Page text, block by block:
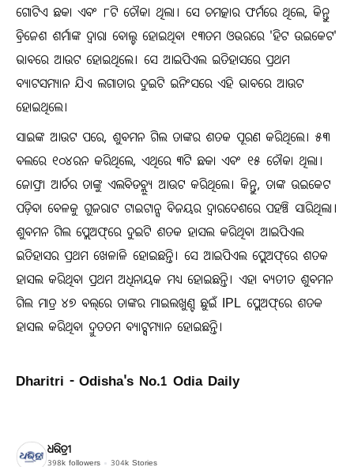
ଗୋଟିଏ ଛକା ଏବଂ ୮ଟି ଚୌକା ଥିଲା। ସେ ଚମତ୍କାର ଫର୍ମରେ ଥିଲେ, କିନ୍ତୁ
ବ୍ରିଜେଶ ଶର୍ମାଙ୍କ ଦ୍ୱାରା ବୋଲ୍ଡ ହୋଇଥିବା ୧୩ତମ ଓଭରରେ 'ହିଟ ଉଇକେଟ'
ଭାବରେ ଆଉଟ ହୋଇଥିଲେ। ସେ ଆଇପିଏଲ ଇତିହାସରେ ପ୍ରଥମ
ବ୍ୟାଟସମ୍ୟାନ ଯିଏ ଲଗାତାର ଦୁଇଟି ଇନିଂସରେ ଏହି ଭାବରେ ଆଉଟ
ହୋଇଥିଲେ।
ସାଇଙ୍କ ଆଉଟ ପରେ, ଶୁବମନ ଗିଲ ତାଙ୍କର ଶତକ ପୂରଣ କରିଥିଲେ। ୫୩
ବଲରେ ୧୦୪ରନ କରିଥିଲେ, ଏଥିରେ ୩ଟି ଛକା ଏବଂ ୧୫ ଚୌକା ଥିଲା।
ଜୋଫ୍ରା ଆର୍ଚର ତାଙ୍କୁ ଏଲବିଡବ୍ଲ୍ୟୁ ଆଉଟ କରିଥିଲେ। କିନ୍ତୁ, ତାଙ୍କ ଉଇକେଟ
ପଡ଼ିବା ବେଳକୁ ଗୁଜରାଟ ଟାଇଟାନ୍ସ ବିଜୟର ଦ୍ୱାରଦେଶରେ ପହଞ୍ଚି ସାରିଥିଲା।
ଶୁବମନ ଗିଲ ପ୍ଲେଅଫ୍‌ରେ ଦୁଇଟି ଶତକ ହାସଲ କରିଥିବା ଆଇପିଏଲ
ଇତିହାସର ପ୍ରଥମ ଖେଳାଳି ହୋଇଛନ୍ତି। ସେ ଆଇପିଏଲ ପ୍ଲେଅଫ୍‌ରେ ଶତକ
ହାସଲ କରିଥିବା ପ୍ରଥମ ଅଧିନାୟକ ମଧ୍ୟ ହୋଇଛନ୍ତି। ଏହା ବ୍ୟତୀତ ଶୁବମନ
ଗିଲ ମାତ୍ର ୪୭ ବଲ୍‌ରେ ତାଙ୍କର ମାଇଲଖୁଣ୍ଟ ଛୁଇଁ IPL ପ୍ଲେଅଫ୍‌ରେ ଶତକ
ହାସଲ କରିଥିବା ଦ୍ରୁତତମ ବ୍ୟାଟ୍ସମ୍ୟାନ ହୋଇଛନ୍ତି।
Dharitri - Odisha's No.1 Odia Daily
ଧରିତ୍ରୀ
398k followers 304k Stories